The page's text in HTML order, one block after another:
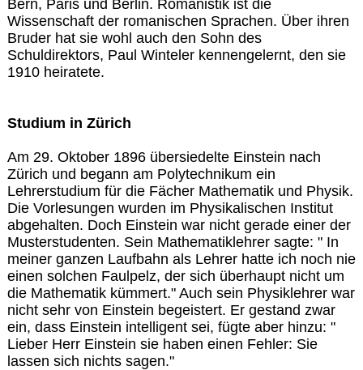
Bern, Paris und Berlin. Romanistik ist die
Wissenschaft der romanischen Sprachen. Über ihren
Bruder hat sie wohl auch den Sohn des
Schuldirektors, Paul Winteler kennengelernt, den sie
1910 heiratete.
Studium in Zürich
Am 29. Oktober 1896 übersiedelte Einstein nach
Zürich und begann am Polytechnikum ein
Lehrerstudium für die Fächer Mathematik und Physik.
Die Vorlesungen wurden im Physikalischen Institut
abgehalten. Doch Einstein war nicht gerade einer der
Musterstudenten. Sein Mathematiklehrer sagte: " In
meiner ganzen Laufbahn als Lehrer hatte ich noch nie
einen solchen Faulpelz, der sich überhaupt nicht um
die Mathematik kümmert." Auch sein Physiklehrer war
nicht sehr von Einstein begeistert. Er gestand zwar
ein, dass Einstein intelligent sei, fügte aber hinzu: "
Lieber Herr Einstein sie haben einen Fehler: Sie
lassen sich nichts sagen."